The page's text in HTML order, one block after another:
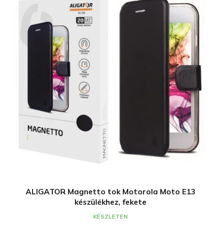
ALIGATOR Magnetto tok Motorola Moto E13
készülékhez, fekete
KÉSZLETEN